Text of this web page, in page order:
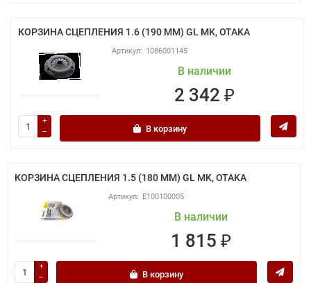
КОРЗИНА СЦЕПЛЕНИЯ 1.6 (190 ММ) GL MK, OTAKA
1086001145
В наличии
2 342 ₽
В корзину
КОРЗИНА СЦЕПЛЕНИЯ 1.5 (180 ММ) GL MK, OTAKA
E100100005
В наличии
1 815 ₽
В корзину